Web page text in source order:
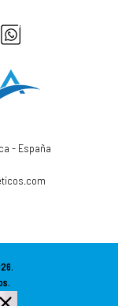
- España